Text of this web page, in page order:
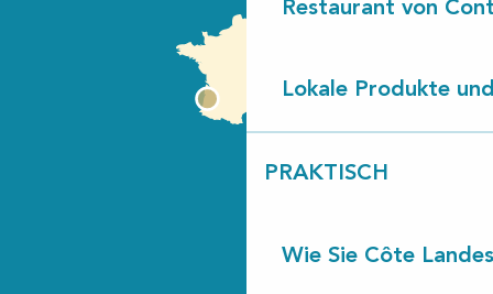
Restaurant von
Lokale Produkte
PRAKTISCH
Wie Sie Côte